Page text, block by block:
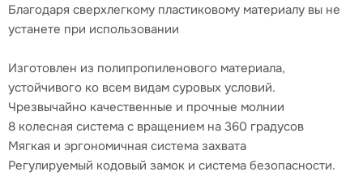
Благодаря сверхлегкому пластиковому материалу вы не
устанете при использовании
Изготовлен из полипропиленового материала,
устойчивого ко всем видам суровых условий.
Чрезвычайно качественные и прочные молнии
8 колесная система с вращением на 360 градусов
Мягкая и эргономичная система захвата
Регулируемый кодовый замок и система безопасности.